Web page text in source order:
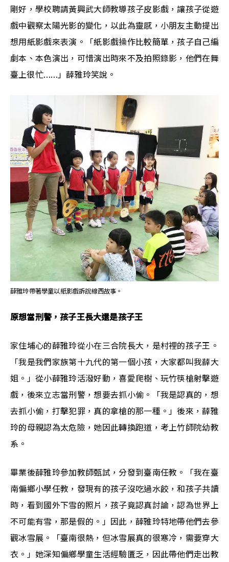
剛好，學校聘請黃興武大師教導孩子皮影戲，讓孩子從遊
戲中觀察太陽光影的變化，以此為靈感，小朋友主動提出
想用紙影戲來表演。「紙影戲操作比較簡單，孩子自己編
劇本、本色演出，可惜演出時來不及拍照錄影，他們在舞
臺上很忙……」薛雅玲笑說。
薛雅玲帶著學童以紙影戲訴說線西故事。
原想當刑警，孩子王長大還是孩子王
家住埔心的薛雅玲從小在三合院長大，是村裡的孩子王。
「我是我們家族第十九代的第一個小孩，大家都叫我薛大
姐。」從小薛雅玲活潑好動，喜愛爬樹、玩竹筷槍射擊遊
戲，後來立志當刑警，想要去抓小偷。「我是認真的，想
去抓小偷，打擊犯罪，真的拿槍的那一種。」後來，薛雅
玲的母親認為太危險，她因此轉換跑道，考上竹師院幼教
系。
畢業後薛雅玲參加教師甄試，分發到臺南任教。「我在臺
南偏鄉小學任教，發現有的孩子沒吃過水餃，和孩子共讀
時，看到國外下雪的照片，孩子竟認真討論，認為世界上
不可能有雪，那是假的。」因此，薛雅玲特地帶他們去參
觀冰雪展。「臺南很熱，但冰雪展真的很寒冷，需要穿大
衣。」她深知偏鄉學童生活經驗匱乏，因此帶他們走出教